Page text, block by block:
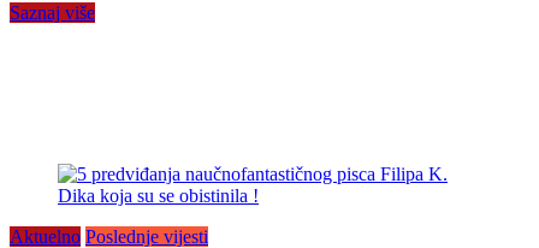
Saznaj više
Aktuelno Poslednje vijesti